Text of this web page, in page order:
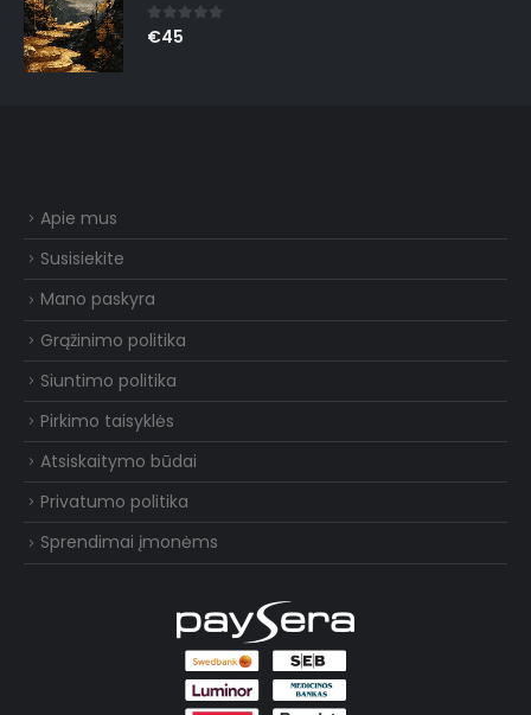
0out of 5
€45
Apie mus
Susisiekite
Mano paskyra
Grąžinimo politika
Siuntimo politika
Pirkimo taisyklės
Atsiskaitymo būdai
Privatumo politika
Sprendimai įmonėms